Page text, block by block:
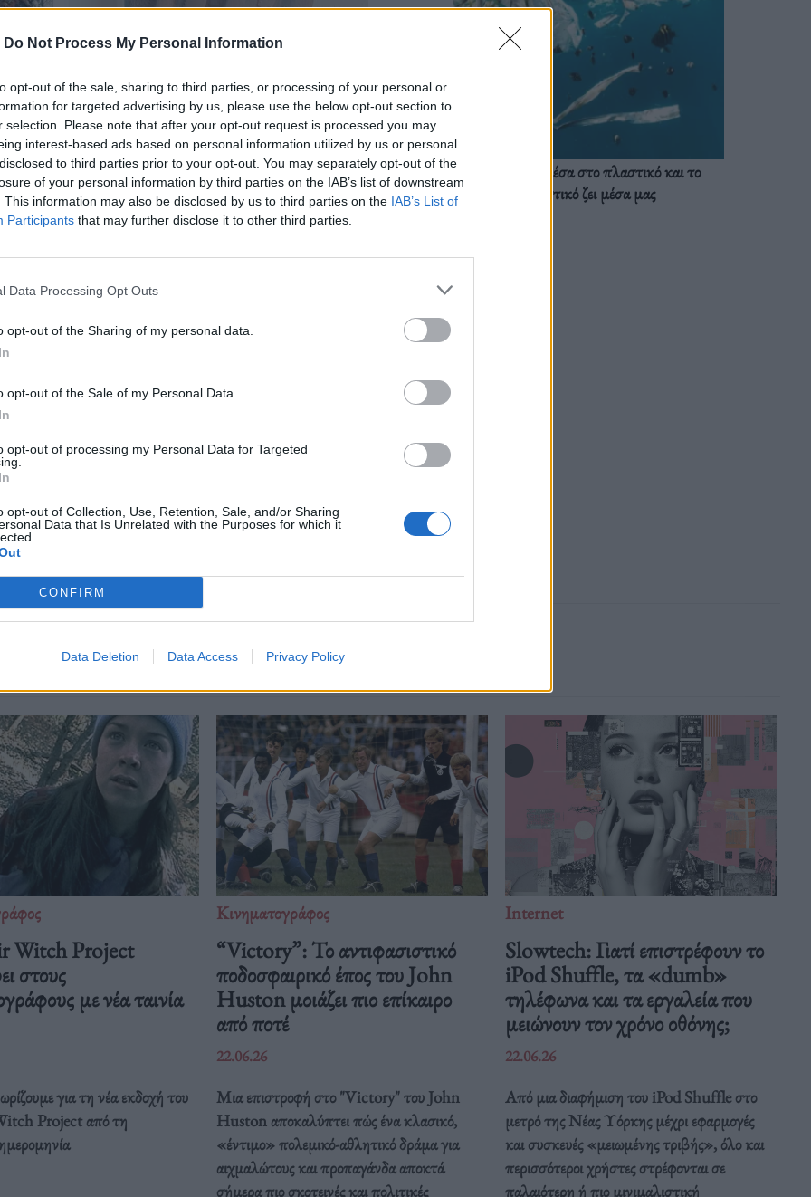
Do Not Process My Personal Information
opt-out of the sale, sharing to third parties, or processing of your personal or
for targeted advertising by us, please use the below opt-out section to
selection. Please note that after your opt-out request is processed you may
interest-based ads based on personal information utilized by us or personal
to third parties prior to your opt-out. You may separately opt-out of the
of your personal information by third parties on the IAB’s list of downstream
This information may also be disclosed by us to third parties on the IAB’s List of
Participants that may further disclose it to other third parties.
Data Processing Opt Outs
opt-out of the Sharing of my personal data.
opt-out of the Sale of my Personal Data.
opt-out of processing my Personal Data for Targeted
opt-out of Collection, Use, Retention, Sale, and/or Sharing
Data that Is Unrelated with the Purposes for which it
CONFIRM
Data Deletion Data Access Privacy Policy
ανοίγει τις πόρτες του θέτοντας το
τον κόσμο;.
,ΕΜΣΤ,Λήδα Παπακωνσταντίνου,Χρύσα Ρωμανού
Ζούμε ήδη μέσα στο πλαστικό και το
πλαστικό ζει μέσα μας
Δείτε επίσης
Witch Project
στους
με νέα ταινία
για τη νέα εκδοχή του
Project από τη
Κινηματογράφος
“Victory”: Το αντιφασιστικό
ποδοσφαιρικό έπος του John
Huston μοιάζει πιο επίκαιρο
από ποτέ
22.06.26
Μια επιστροφή στο "Victory" του John
Huston αποκαλύπτει πώς ένα κλασικό,
«έντιμο» πολεμικό-αθλητικό δράμα για
αιχμαλώτους και προπαγάνδα αποκτά
σήμερα πιο σκοτεινές και πολιτικές
Internet
Slowtech: Γιατί επιστρέφουν το
iPod Shuffle, τα «dumb»
τηλέφωνα και τα εργαλεία που
μειώνουν τον χρόνο οθόνης;
22.06.26
Από μια διαφήμιση του iPod Shuffle στο
μετρό της Νέας Υόρκης μέχρι εφαρμογές
και συσκευές «μειωμένης τριβής», όλο και
περισσότεροι χρήστες στρέφονται σε
παλαιότερη ή πιο μινιμαλιστική